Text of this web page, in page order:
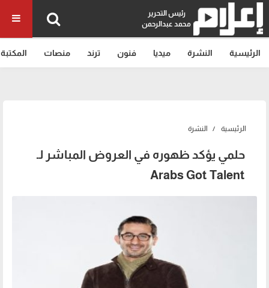
رئيس التحرير
محمد عبدالرحمن
الرئيسية النشرة ميديا فنون ترند منصات المكتبة
الرئيسية النشرة
حلمي يؤكد ظهوره في العروض المباشر لـ
Arabs Got Talent